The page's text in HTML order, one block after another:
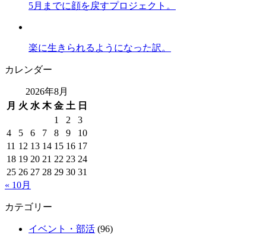
5月までに顔を戻すプロジェクト。
楽に生きられるようになった訳。
カレンダー
2026年8月
月 火 水 木 金 土 日
1
2
3
4
5 6 7 8 9
10
11 12 13 14 15 16 17
18 19 20 21 22 23 24
25 26 27 28 29 30 31
« 10月
カテゴリー
イベント・部活 (96)